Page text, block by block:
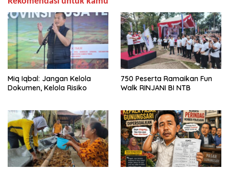
Miq Iqbal: Jangan Kelola
Dokumen, Kelola Risiko
750 Peserta Ramaikan Fun
Walk RINJANI BI NTB